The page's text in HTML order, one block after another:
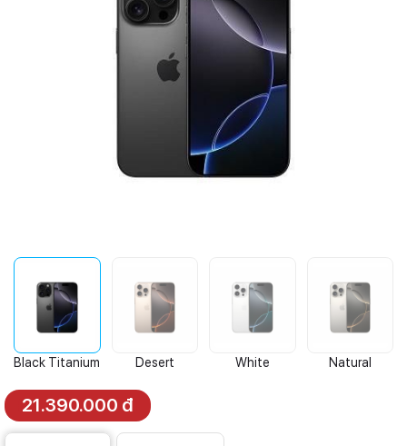
Black Titanium
Desert
White
Natural
21.390.000 đ